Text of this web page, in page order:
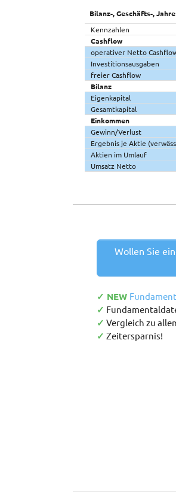
Bilanz-, Geschäfts-,
Kennzahlen
Cashflow
operativer Netto
Investitionsausgaben
freier Cashflow
Bilanz
Eigenkapital
Gesamtkapital
Einkommen
Gewinn/Verlust
Ergebnis je Aktie
Aktien im Umlauf
Umsatz Netto
Wollen Sie
✓ NEW
✓
✓ Vergleich zu
✓ Zeitersparnis!